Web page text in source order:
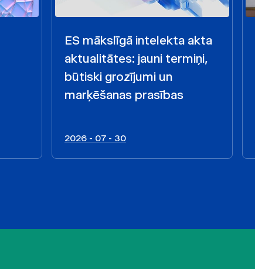
ES mākslīgā intelekta akta
aktualitātes: jauni termiņi,
būtiski grozījumi un
marķēšanas prasības
2026 - 07 - 30